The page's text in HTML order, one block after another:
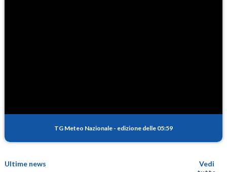
TG Meteo Nazionale - edizione delle 05:59
Ultime news
Vedi